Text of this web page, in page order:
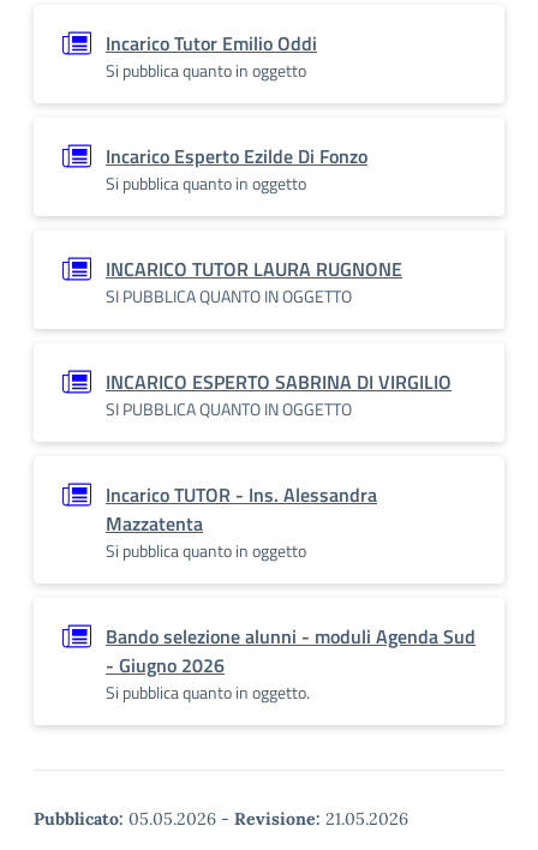
Incarico Tutor Emilio Oddi
Si pubblica quanto in oggetto
Incarico Esperto Ezilde Di Fonzo
Si pubblica quanto in oggetto
INCARICO TUTOR LAURA RUGNONE
SI PUBBLICA QUANTO IN OGGETTO
INCARICO ESPERTO SABRINA DI VIRGILIO
SI PUBBLICA QUANTO IN OGGETTO
Incarico TUTOR - Ins. Alessandra
Mazzatenta
Si pubblica quanto in oggetto
Bando selezione alunni - moduli Agenda Sud
- Giugno 2026
Si pubblica quanto in oggetto.
Pubblicato: 05.05.2026 - Revisione: 21.05.2026